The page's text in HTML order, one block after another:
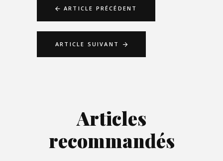
ARTICLE PRÉCÉDENT
ARTICLE SUIVANT
Articles
recommandés